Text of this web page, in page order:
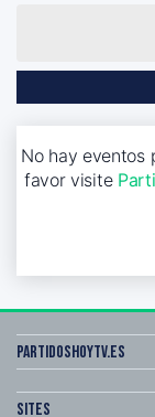
No hay eventos
favor visite
Partidoshoytv.es
Sites